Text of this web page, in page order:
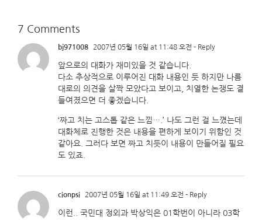
7 Comments
bj971008 2007년 05월 16일 at 11:48 오전 - Reply
앞으로의 대화가 재미있을 것 같습니다.
다소 추상적으로 이루어진 대화 내용인 듯 하지만 나름
대로의 의견을 살짝 모았다고 보이고, 치열한 논쟁도 곁
들여졌으면 더 좋겠습니다.
‘짜고 치는 고스톱 같은 느낌….’ 나도 그런 걸 느꼈는데
대화체로 진행한 것은 내용을 편하게 보이기 위함인 것
같아요. 그러다 보면 짜고 치듯이 내용이 만들어질 필요
도 있죠.
cionpsi 2007년 05월 16일 at 11:49 오전 - Reply
이런.. 국민대 정외과 박상익은 01학번이 아니라 03학